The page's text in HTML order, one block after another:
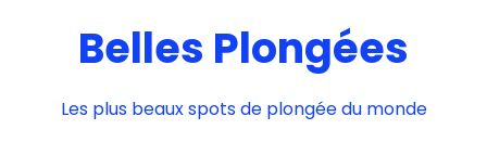
Belles Plongées
Les plus beaux spots de plongée du monde